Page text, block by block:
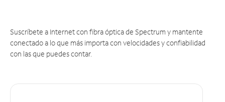
Suscríbete a Internet con fibra óptica de Spectrum y mantente
conectado a lo que más importa con velocidades y confiabilidad
con las que puedes contar.